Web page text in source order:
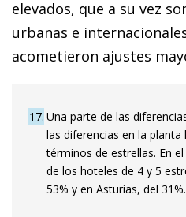
elevados, que a su vez
urbanas e
acometieron ajustes
17 Una parte de las
las diferencias en la
términos de estrellas. En
de los hoteles de 4 y 5
53% y en Asturias, del 31%.